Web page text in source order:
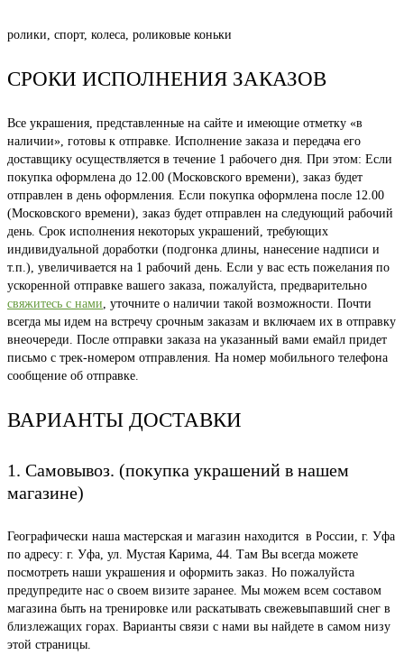
ролики, спорт, колеса, роликовые коньки
СРОКИ ИСПОЛНЕНИЯ ЗАКАЗОВ
Все украшения, представленные на сайте и имеющие отметку «в
наличии», готовы к отправке. Исполнение заказа и передача его
доставщику осуществляется в течение 1 рабочего дня. При этом: Если
покупка оформлена до 12.00 (Московского времени), заказ будет
отправлен в день оформления. Если покупка оформлена после 12.00
(Московского времени), заказ будет отправлен на следующий рабочий
день. Срок исполнения некоторых украшений, требующих
индивидуальной доработки (подгонка длины, нанесение надписи и
т.п.), увеличивается на 1 рабочий день. Если у вас есть пожелания по
ускоренной отправке вашего заказа, пожалуйста, предварительно
свяжитесь с нами, уточните о наличии такой возможности. Почти
всегда мы идем на встречу срочным заказам и включаем их в отправку
внеочереди. После отправки заказа на указанный вами емайл придет
письмо с трек-номером отправления. На номер мобильного телефона
сообщение об отправке.
ВАРИАНТЫ ДОСТАВКИ
1. Самовывоз. (покупка украшений в нашем
магазине)
Географически наша мастерская и магазин находится в России, г. Уфа
по адресу: г. Уфа, ул. Мустая Карима, 44. Там Вы всегда можете
посмотреть наши украшения и оформить заказ. Но пожалуйста
предупредите нас о своем визите заранее. Мы можем всем составом
магазина быть на тренировке или раскатывать свежевыпавший снег в
близлежащих горах. Варианты связи с нами вы найдете в самом низу
этой страницы.